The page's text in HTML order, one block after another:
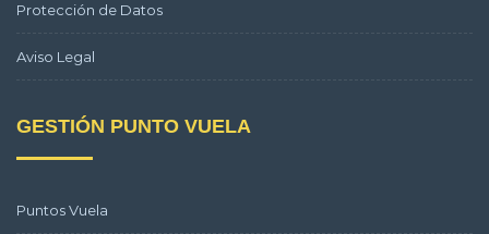
Protección de Datos
Aviso Legal
GESTIÓN PUNTO VUELA
Puntos Vuela